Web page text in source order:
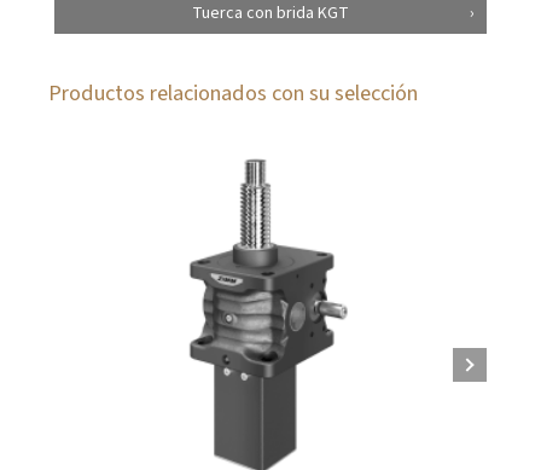
Tuerca con brida KGT
Productos relacionados con su selección